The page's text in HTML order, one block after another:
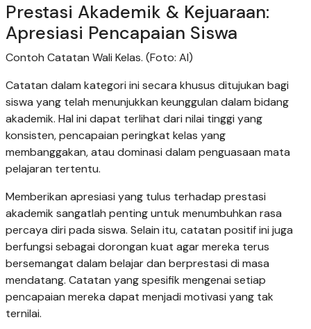
Prestasi Akademik & Kejuaraan:
Apresiasi Pencapaian Siswa
Contoh Catatan Wali Kelas. (Foto: AI)
Catatan dalam kategori ini secara khusus ditujukan bagi
siswa yang telah menunjukkan keunggulan dalam bidang
akademik. Hal ini dapat terlihat dari nilai tinggi yang
konsisten, pencapaian peringkat kelas yang
membanggakan, atau dominasi dalam penguasaan mata
pelajaran tertentu.
Memberikan apresiasi yang tulus terhadap prestasi
akademik sangatlah penting untuk menumbuhkan rasa
percaya diri pada siswa. Selain itu, catatan positif ini juga
berfungsi sebagai dorongan kuat agar mereka terus
bersemangat dalam belajar dan berprestasi di masa
mendatang. Catatan yang spesifik mengenai setiap
pencapaian mereka dapat menjadi motivasi yang tak
ternilai.